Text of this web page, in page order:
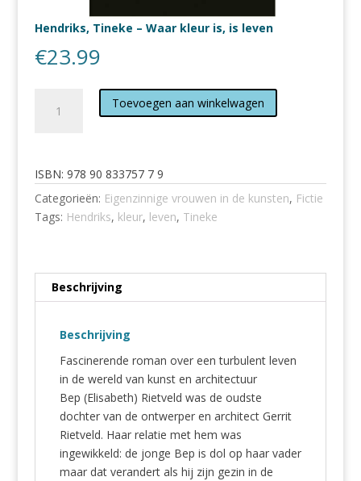
Hendriks, Tineke – Waar kleur is, is leven
€23.99
Tineke
kleur
leven
Toevoegen aan winkelwagen
ISBN: 978 90 833757 7 9
Categorieën: Eigenzinnige vrouwen in de kunsten, Fictie
Tags: Hendriks, kleur, leven, Tineke
Beschrijving
Beschrijving
Fascinerende roman over een turbulent leven
in de wereld van kunst en architectuur
Bep (Elisabeth) Rietveld was de oudste
dochter van de ontwerper en architect Gerrit
Rietveld. Haar relatie met hem was
ingewikkeld: de jonge Bep is dol op haar vader
maar dat verandert als hij zijn gezin in de